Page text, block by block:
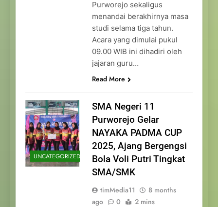
Purworejo sekaligus
menandai berakhirnya masa
studi selama tiga tahun.
Acara yang dimulai pukul
09.00 WIB ini dihadiri oleh
jajaran guru…
Read More
UNCATEGORIZED
SMA Negeri 11
Purworejo Gelar
NAYAKA PADMA CUP
2025, Ajang Bergengsi
Bola Voli Putri Tingkat
SMA/SMK
timMedia11
8 months
ago
0 2 mins